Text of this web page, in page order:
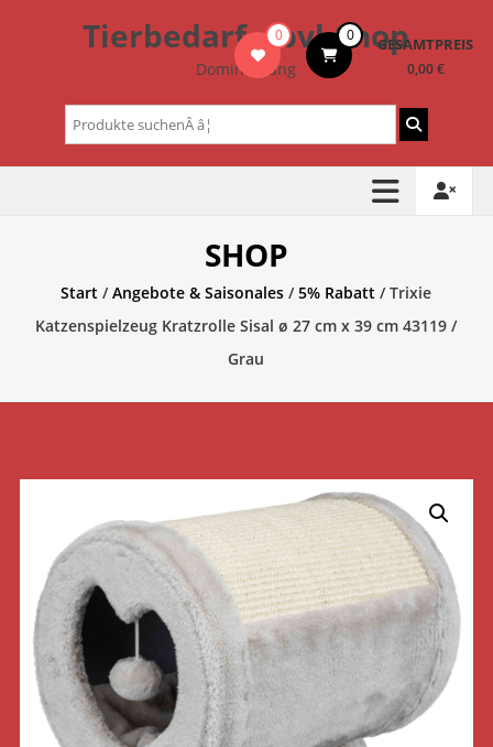
Tierbedarf – bvl-Shop
Dominik Lang
0 0 GESAMTPREIS
0,00 €
Suchen
nach:
SHOP
Start /Angebote & Saisonales /5% Rabatt / Trixie
Katzenspielzeug Kratzrolle Sisal ø 27 cm x 39 cm 43119 /
Grau